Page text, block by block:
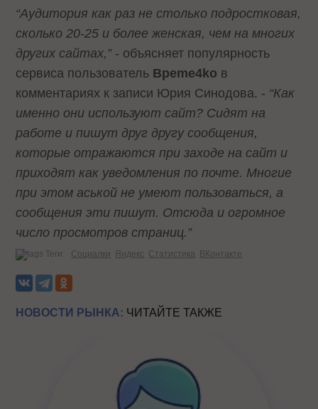
“Аудитория как раз не столько подростковая,
сколько 20-25 и более женская, чем на многих
других сайтах,” - объясняет популярность
сервиса пользователь Bpeme4ko в
комментариях к записи Юрия Синодова. - “Как
именно они используют сайт? Сидят на
работе и пишут друг другу сообщения,
которые отражаются при заходе на сайт и
приходят как уведомления по почте. Многие
при этом аськой не умеют пользоваться, а
сообщения эти пишут. Отсюда и огромное
число просмотров страниц.”
Теги: Социалки Яндекс Статистика ВКонтакте
НОВОСТИ РЫНКА: ЧИТАЙТЕ ТАКЖЕ